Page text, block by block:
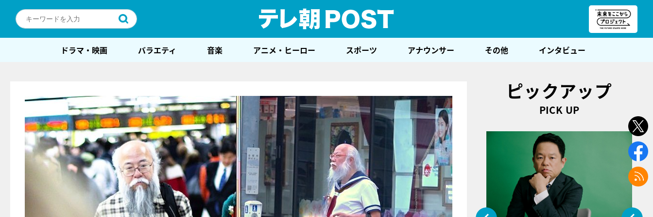
ドラマ・映画 バラエティ 音楽 アニメ・ヒーロー スポーツ アナウンサー その他 インタビュー
ピックアップ
PICK UP